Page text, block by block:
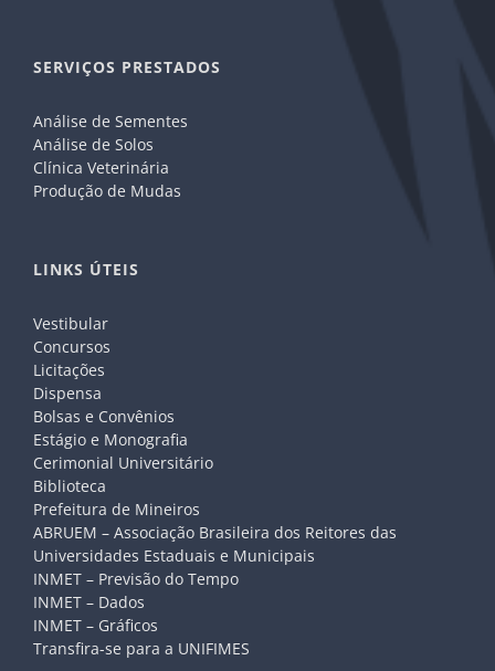
SERVIÇOS PRESTADOS
Análise de Sementes
Análise de Solos
Clínica Veterinária
Produção de Mudas
LINKS ÚTEIS
Vestibular
Concursos
Licitações
Dispensa
Bolsas e Convênios
Estágio e Monografia
Cerimonial Universitário
Biblioteca
Prefeitura de Mineiros
ABRUEM – Associação Brasileira dos Reitores das
Universidades Estaduais e Municipais
INMET – Previsão do Tempo
INMET – Dados
INMET – Gráficos
Transfira-se para a UNIFIMES